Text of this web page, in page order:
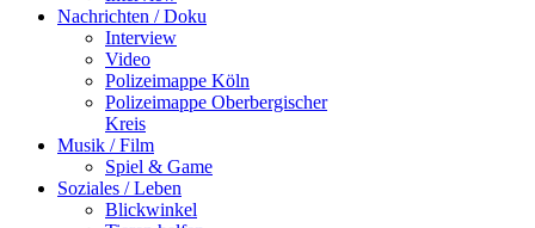
Nachrichten / Doku
Interview
Video
Polizeimappe Köln
Polizeimappe Oberbergischer
Kreis
Musik / Film
Spiel & Game
Soziales / Leben
Blickwinkel